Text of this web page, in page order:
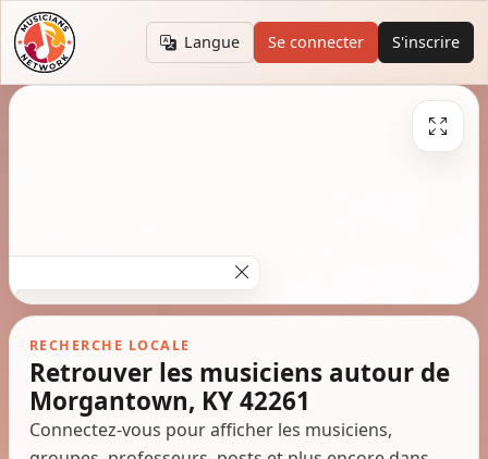
Langue Se connecter S'inscrire
RECHERCHE LOCALE
Retrouver les musiciens autour de
Morgantown, KY 42261
Connectez-vous pour afficher les musiciens,